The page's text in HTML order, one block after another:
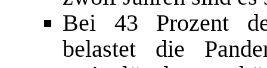
Bei 43 Prozent
belastet die